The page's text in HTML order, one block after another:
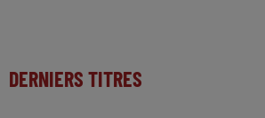
DERNIERS TITRES